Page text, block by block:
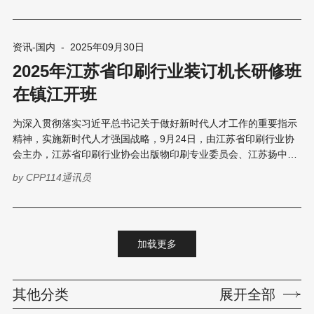
联动格局。 世界包装大会被誉为“包装界奥运会”，每两年举办一
该大会首次走进湖南，也是继天津、珠海之后第三次在中国举办。
作为承办方，湖南工业大学自1985年率先开办包装教育以来，已建
成覆盖包装全产业链的学科体系，拥有3个一级学科博士点，是我
国首个被IAPRI接纳的会员单位。
资讯-国内 - 2025年09月30日
2025年江苏省印刷行业装订机长研修班
在镇江开班
为深入贯彻落实习近平总书记关于做好新时代人才工作的重要指示
精神，实施新时代人才强国战略，9月24日，由江苏省印刷行业协
会主办，江苏省印刷行业协会出版物印刷专业委员会、江苏扬中印
班。江苏省印刷行业协会副会长周吉友，江苏省印刷行业协会出版
公司授予“江苏印刷行业技能人才培训基地”牌匾。培训基地的建
立，是江苏省印刷行业协会着力破解行业人才瓶颈，履行服务行
方面迈出了坚实的步伐，将为全省印刷从业人员提供系统化、高质
量的培训平台。 周吉友副会长还作开班动员。他代表江苏省印刷行
业协会对来自全省16家印刷企业的31名学员表示热烈欢迎，并对承
byCPP114通讯员
加载更多
其他分类 展开全部